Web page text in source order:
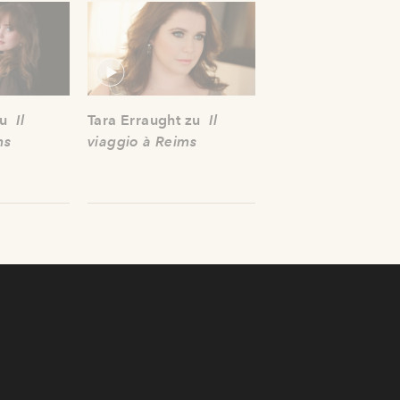
Il
Tara Erraught zu Il
viaggio à Reims